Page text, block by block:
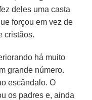
deles uma casta
forçou em vez de
cristãos.
há muito
grande número.
escândalo. O
os padres e, ainda